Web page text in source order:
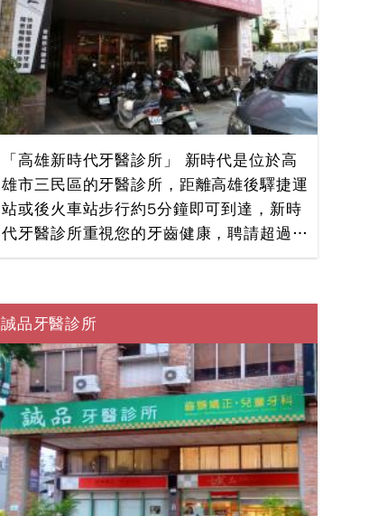
●「長春牙醫診所」提供給您乾淨寬敞的舒
適看診空間，還備有植牙室、兒童看診區。
美容牙科、矯正專科以及植牙專科更劃分為
不同的獨立診療區，為您的看牙過程貼心保
留隱密的私人空間。
「高雄新時代牙醫診所」 新時代是位於高
雄市三民區的牙醫診所，距離高雄後驛捷運
站或後火車站步行約5分鐘即可到達，新時
代牙醫診所重視您的牙齒健康，聘請超過
20年植牙經驗植牙專科醫師、根管專科、
您全家人的牙齒健康，溫馨的看診環境、完
備的診療儀器、精湛的技術經驗讓您有醫院
級的專業醫療也有居家的溫暖感受，您社區
的好朋友，新時代牙醫診守護您牙齒健康。
誠品牙醫診所